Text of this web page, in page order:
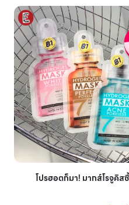
โปรฮอตก็มา! มากส์โรจูคิส